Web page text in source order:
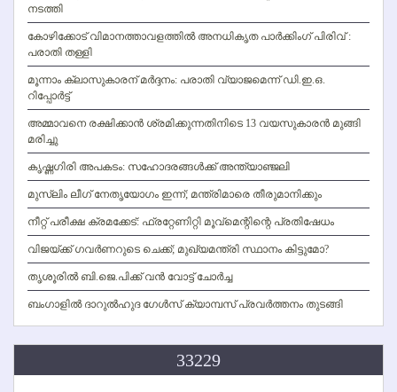
നടത്തി
കോഴിക്കോട് വിമാനത്താവളത്തില്‍ അനധികൃത പാര്‍ക്കിംഗ് പിരിവ് :
പരാതി തള്ളി
മൂന്നാം ക്ലാസുകാരന് മര്‍ദ്ദനം: പരാതി വ്യാജമെന്ന് ഡി.ഇ.ഒ.
റിപ്പോര്‍ട്ട്
അമ്മാവനെ രക്ഷിക്കാന്‍ ശ്രമിക്കുന്നതിനിടെ 13 വയസുകാരന്‍ മുങ്ങി
മരിച്ചു
കൃഷ്ണഗിരി അപകടം: സഹോദരങ്ങള്‍ക്ക് അന്ത്യാഞ്ജലി
മുസ്ലിം ലീഗ് നേതൃയോഗം ഇന്ന്; മന്ത്രിമാരെ തീരുമാനിക്കും
നീറ്റ് പരീക്ഷ ക്രമക്കേട്: ഫ്രറ്റേണിറ്റി മൂവ്‌മെന്റിന്റെ പ്രതിഷേധം
വിജയ്ക്ക് ഗവര്‍ണറുടെ ചെക്ക്; മുഖ്യമന്ത്രി സ്ഥാനം കിട്ടുമോ?
തൃശൂരില്‍ ബി.ജെ.പിക്ക് വന്‍ വോട്ട് ചോര്‍ച്ച
ബംഗാളില്‍ ദാറുല്‍ഹുദ ഗേള്‍സ് ക്യാമ്പസ് പ്രവര്‍ത്തനം തുടങ്ങി
33229